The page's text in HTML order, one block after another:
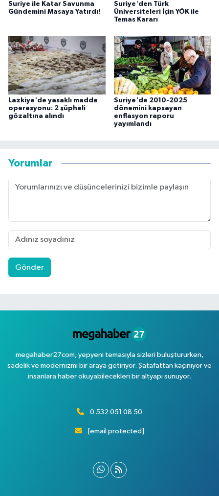
Suriye ile Katar Savunma
Gündemini Masaya Yatırdı!
Suriye'den Türk
Üniversiteleri İçin YÖK ile
Temas Kararı
Lazkiye'de yasaklı madde
operasyonu: 2 şüpheli
gözaltına alındı
Suriye'de 2010-2025
dönemini kapsayan
enflasyon raporu
yayımlandı
Yorumlar
Gönder
megahaber27com, yepyeni temasıyla sizleri buluştururken,
sadelik ve modernizmi bir araya getiriyor. Şatafattan kaçınıyor ve
insanlara haber okuyabilecekleri bir altyapı sunuyor.
0 532 051 08 50
[email protected]